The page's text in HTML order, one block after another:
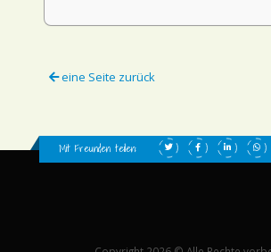
eine Seite zurück
Mit Freunden teilen: